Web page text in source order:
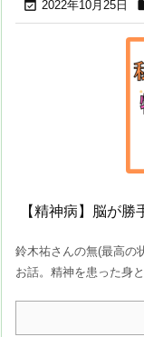
 2022年10月25日
【精神病】脳が
鈴木祐さんの無(最高の
お話。精神を患った身